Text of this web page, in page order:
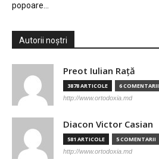
popoare…
Autorii noștri
Preot Iulian Raţă
3878 ARTICOLE 6 COMENTARII
http://www.ortodoxia.md
Diacon Victor Casian
581 ARTICOLE 5 COMENTARII
http://www.ortodoxia.md